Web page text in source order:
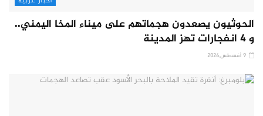
الحوثيون يصعدون هجماتهم على ميناء المخا اليمني..
و 4 انفجارات تهز المدينة